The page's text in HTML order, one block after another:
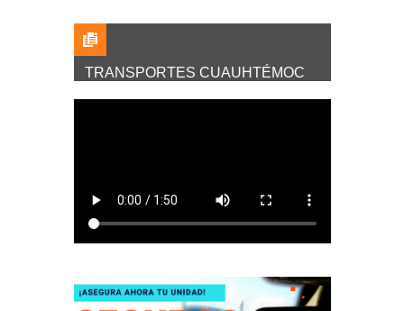
TRANSPORTES CUAUHTÉMOC